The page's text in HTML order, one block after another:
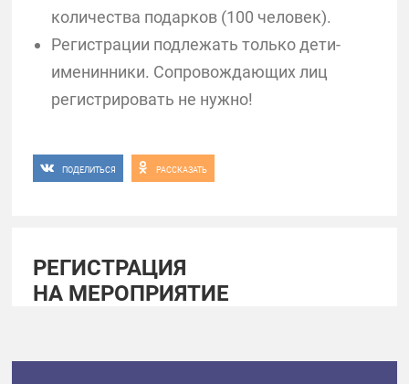
количества подарков (100 человек).
Регистрации подлежать только дети-
именинники. Сопровождающих лиц
регистрировать не нужно!
ПОДЕЛИТЬСЯ РАССКАЗАТЬ
РЕГИСТРАЦИЯ
НА МЕРОПРИЯТИЕ